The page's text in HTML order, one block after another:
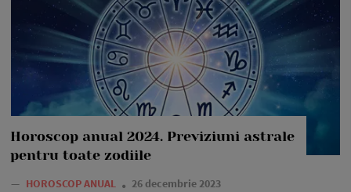
Horoscop anual 2024. Previziuni astrale
pentru toate zodiile
— HOROSCOP ANUAL 26 decembrie 2023